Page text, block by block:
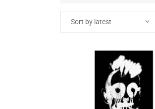
Sort by latest